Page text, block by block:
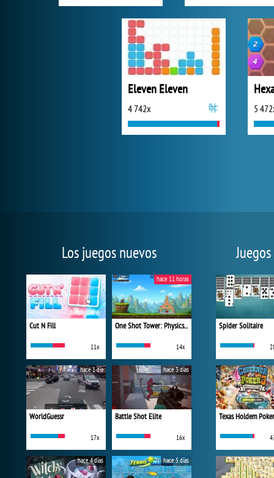
Eleven Eleven
4 742x 5
Los juegos nuevos
Cut N Fill
11x
One Shot Tower: Physics Destroyer
14x
hace 11 horas
WorldGuessr
17x
hace 1 día
Battle Shot Elite
16x
hace 3 días
hace 4 días hace 5 días
Spider Solitaire
Texas Holdem